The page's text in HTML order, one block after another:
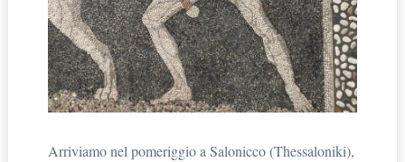
Arriviamo nel pomeriggio a Salonicco (Thessaloniki),